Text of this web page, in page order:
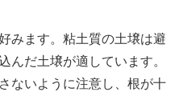
みます。粘土質の土壌は避
んだ土壌が適しています。
ないように注意し、根が十